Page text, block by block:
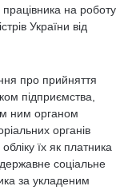
на роботу
України від
про прийняття
підприємства,
ним органом
органів
їх як платника
соціальне
за укладеним